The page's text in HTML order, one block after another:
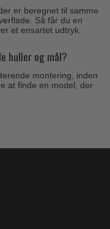
er beregnet til samme
Så får du en
et ensartet udtryk.
huller og mål?
montering, inden
at finde en model, der